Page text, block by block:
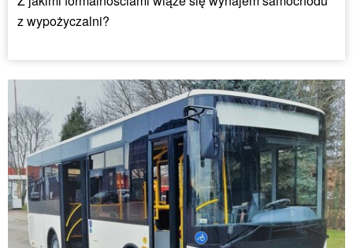
z wypożyczalni?